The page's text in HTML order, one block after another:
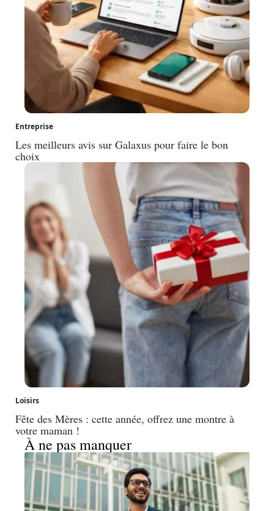
Entreprise
Les meilleurs avis sur Galaxus pour faire le bon
choix
Loisirs
Fête des Mères : cette année, offrez une montre à
votre maman !
À ne pas manquer